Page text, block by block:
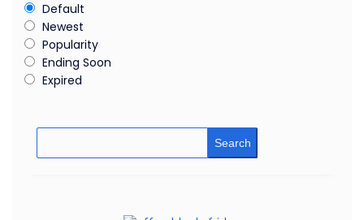
Default
Newest
Popularity
Ending Soon
Expired
Search